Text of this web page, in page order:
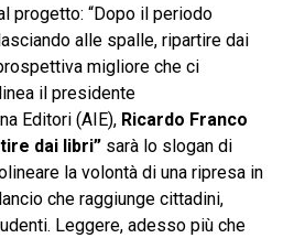
progetto: “Dopo il periodo
alle spalle, ripartire dai
migliore che ci
il presidente
Editori (AIE), Ricardo Franco
dai libri”sarà lo slogan di
la volontà di una ripresa in
che raggiunge cittadini,
Leggere, adesso più che